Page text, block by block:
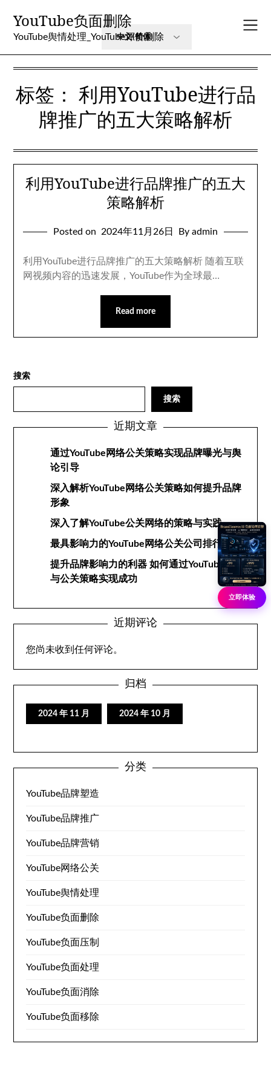
content
YouTube负面删除
YouTube舆情处理_YouTube评价删除
标签： 利用YouTube进行品
牌推广的五大策略解析
利用YouTube进行品牌推广的五大
策略解析
Posted on 2024年11月26日 By admin
利用YouTube进行品牌推广的五大策略解析 随着互联
网视频内容的迅速发展，YouTube作为全球最…
Read more
搜索
搜索
近期文章
通过YouTube网络公关策略实现品牌曝光与舆
论引导
深入解析YouTube网络公关策略如何提升品牌
形象
深入了解YouTube公关网络的策略与实践
最具影响力的YouTube网络公关公司排行榜
提升品牌影响力的利器 如何通过YouTube网络
与公关策略实现成功
近期评论
您尚未收到任何评论。
归档
2024 年 11 月 2024 年 10 月
分类
YouTube品牌塑造
YouTube品牌推广
YouTube品牌营销
YouTube网络公关
YouTube舆情处理
YouTube负面删除
YouTube负面压制
YouTube负面处理
YouTube负面消除
YouTube负面移除
立即体验